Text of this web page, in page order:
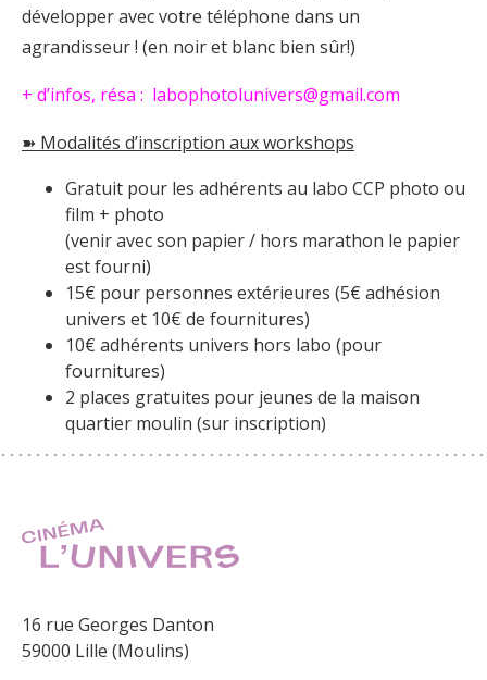
développer avec votre téléphone dans un
agrandisseur ! (en noir et blanc bien sûr!)
+ d’infos, résa : labophotolunivers@gmail.com
➽ Modalités d’inscription aux workshops
Gratuit pour les adhérents au labo CCP photo ou
film + photo
(venir avec son papier / hors marathon le papier
est fourni)
15€ pour personnes extérieures (5€ adhésion
univers et 10€ de fournitures)
10€ adhérents univers hors labo (pour
fournitures)
2 places gratuites pour jeunes de la maison
quartier moulin (sur inscription)
16 rue Georges Danton
59000 Lille (Moulins)